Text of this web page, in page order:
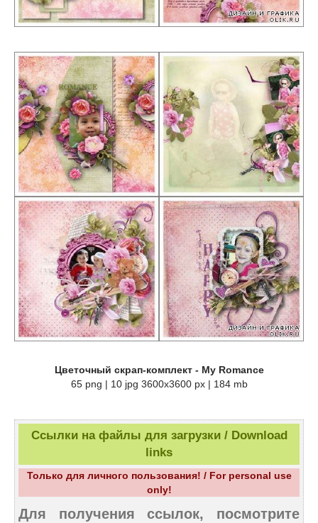
Цветочный скрап-комплект - My Romance
65 png | 10 jpg 3600x3600 px | 184 mb
Ссылки на файлы для загрузки / Download
links
Только для личного пользования! / For personal use
only!
Для получения ссылок, посмотрите